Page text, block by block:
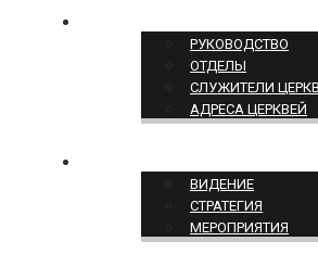
РУКОВОДСТВО
ОТДЕЛЫ
СЛУЖИТЕЛИ
АДРЕСА ЦЕРКВЕЙ
ВИДЕНИЕ
СТРАТЕГИЯ
МЕРОПРИЯТИЯ